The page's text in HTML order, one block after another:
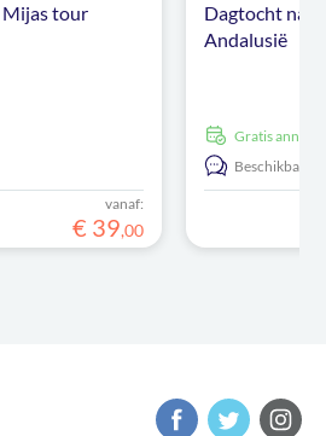
Mijas tour
vanaf:
€ 39,00
Dagtocht
Andalusië
Gratis
Beschikbaar